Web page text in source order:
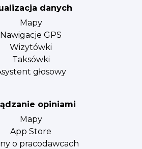
danych
Mapy
Nawigacje GPS
Wizytówki
Taksówki
głosowy
opiniami
Mapy
App Store
o pracodawcach